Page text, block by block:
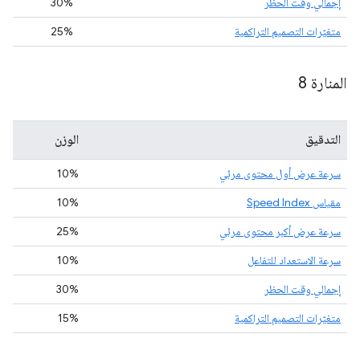
متغيّرات التصميم التراكمية
25%
المنارة 8
التدقيق الوزن
سرعة عرض أول محتوى مرئي
10%
مقياس Speed Index
10%
سرعة عرض أكبر محتوى مرئي
25%
سرعة الاستعداد للتفاعل
10%
إجمالي وقت الحظر
30%
متغيّرات التصميم التراكمية
15%